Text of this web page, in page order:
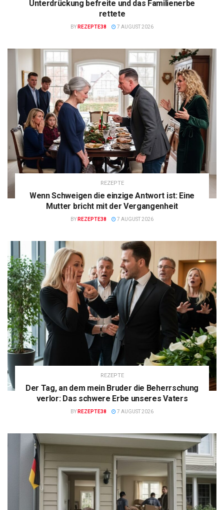
Unterdrückung befreite und das Familienerbe
rettete
BY REZEPTE38 7 AUGUST 2026
REZEPTE
Wenn Schweigen die einzige Antwort ist: Eine
Mutter bricht mit der Vergangenheit
BY REZEPTE38 7 AUGUST 2026
REZEPTE
Der Tag, an dem mein Bruder die Beherrschung
verlor: Das schwere Erbe unseres Vaters
BY REZEPTE38 7 AUGUST 2026